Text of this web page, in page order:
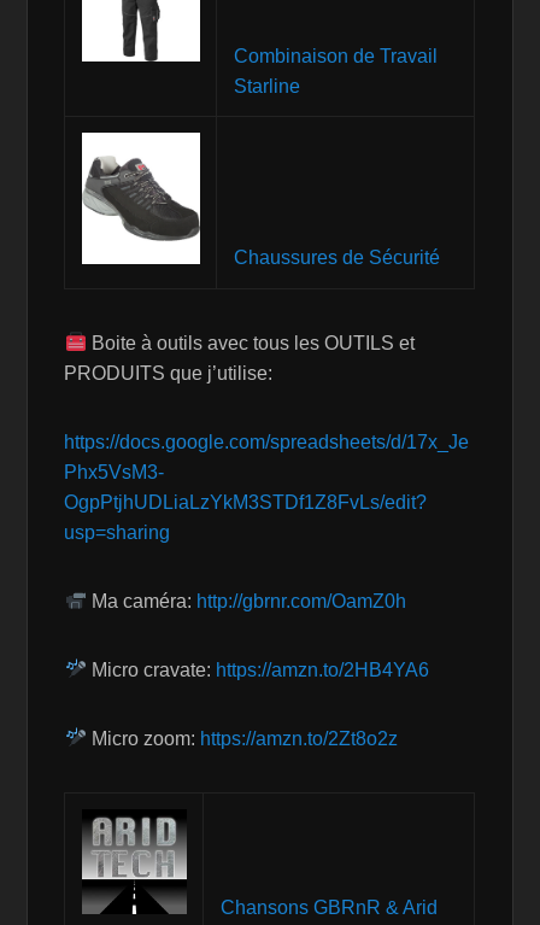
Combinaison de Travail
Starline
Chaussures de Sécurité
Boite à outils avec tous les OUTILS et
PRODUITS que j’utilise:
https://docs.google.com/spreadsheets/d/17x_Je
Phx5VsM3-
OgpPtjhUDLiaLzYkM3STDf1Z8FvLs/edit?
usp=sharing
Ma caméra: http://gbrnr.com/OamZ0h
Micro cravate: https://amzn.to/2HB4YA6
Micro zoom: https://amzn.to/2Zt8o2z
Chansons GBRnR & Arid